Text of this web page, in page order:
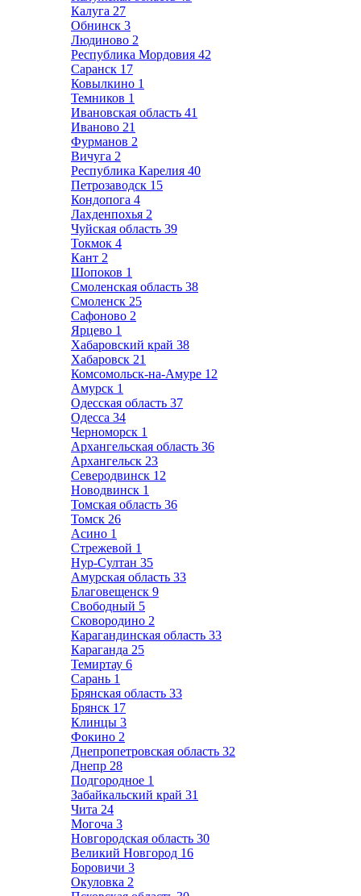
Калуга 27
Обнинск 3
Людиново 2
Республика Мордовия 42
Саранск 17
Ковылкино 1
Темников 1
Ивановская область 41
Иваново 21
Фурманов 2
Вичуга 2
Республика Карелия 40
Петрозаводск 15
Кондопога 4
Лахденпохья 2
Чуйская область 39
Токмок 4
Кант 2
Шопоков 1
Смоленская область 38
Смоленск 25
Сафоново 2
Ярцево 1
Хабаровский край 38
Хабаровск 21
Комсомольск-на-Амуре 12
Амурск 1
Одесская область 37
Одесса 34
Черноморск 1
Архангельская область 36
Архангельск 23
Северодвинск 12
Новодвинск 1
Томская область 36
Томск 26
Асино 1
Стрежевой 1
Нур-Султан 35
Амурская область 33
Благовещенск 9
Свободный 5
Сковородино 2
Карагандинская область 33
Караганда 25
Темиртау 6
Сарань 1
Брянская область 33
Брянск 17
Клинцы 3
Фокино 2
Днепропетровская область 32
Днепр 28
Подгородное 1
Забайкальский край 31
Чита 24
Могоча 3
Новгородская область 30
Великий Новгород 16
Боровичи 3
Окуловка 2